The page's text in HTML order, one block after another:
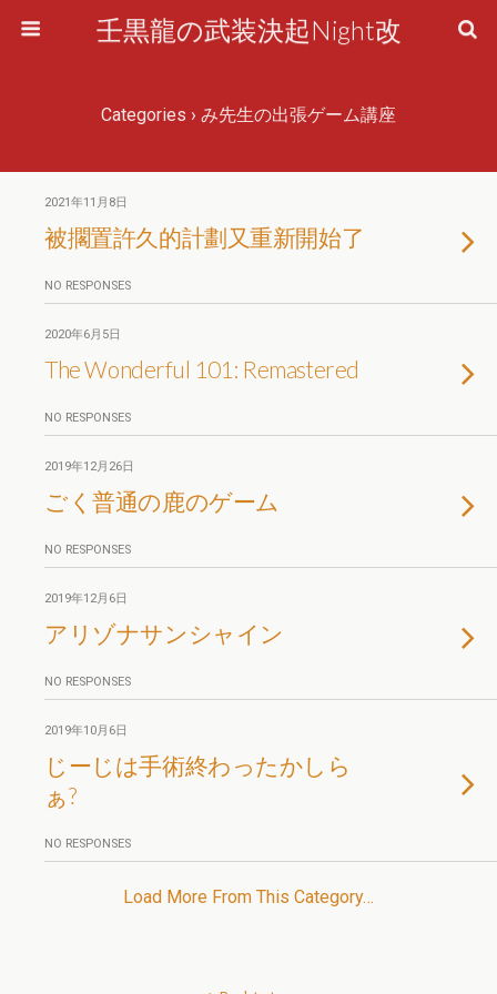
壬黒龍の武装決起Night改
Categories › み先生の出張ゲーム講座
2021年11月8日
被擱置許久的計劃又重新開始了
NO RESPONSES
2020年6月5日
The Wonderful 101: Remastered
NO RESPONSES
2019年12月26日
ごく普通の鹿のゲーム
NO RESPONSES
2019年12月6日
アリゾナサンシャイン
NO RESPONSES
2019年10月6日
じーじは手術終わったかしら
ぁ?
NO RESPONSES
Load More From This Category…